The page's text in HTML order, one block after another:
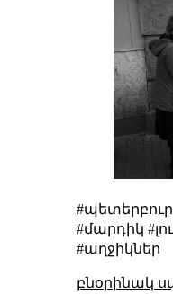
#մարդիկ
#աղջիկներ
բնօրինակ